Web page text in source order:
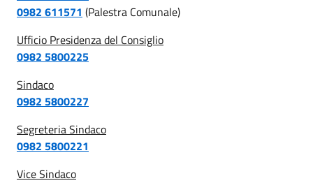
0982 611571 (Palestra Comunale)
Ufficio Presidenza del Consiglio
0982 5800225
Sindaco
0982 5800227
Segreteria Sindaco
0982 5800221
Vice Sindaco